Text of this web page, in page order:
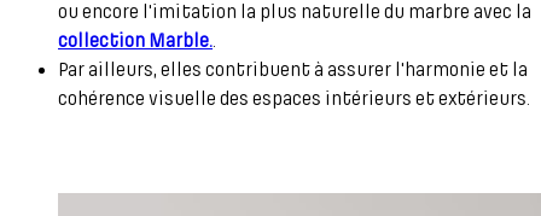
ou encore l'imitation la plus naturelle du marbre avec la
collection Marble.
Par ailleurs, elles contribuent à assurer l'harmonie et la
cohérence visuelle des espaces intérieurs et extérieurs.